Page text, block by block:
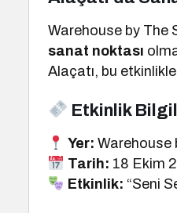
Warehouse by The
sanat noktası
Alaçatı, bu
Etkinlik
Yer: Warehouse
Tarih: 18 Ekim
Etkinlik: “Seni